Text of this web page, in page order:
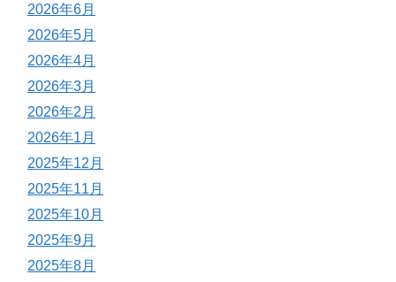
2026年6月
2026年5月
2026年4月
2026年3月
2026年2月
2026年1月
2025年12月
2025年11月
2025年10月
2025年9月
2025年8月